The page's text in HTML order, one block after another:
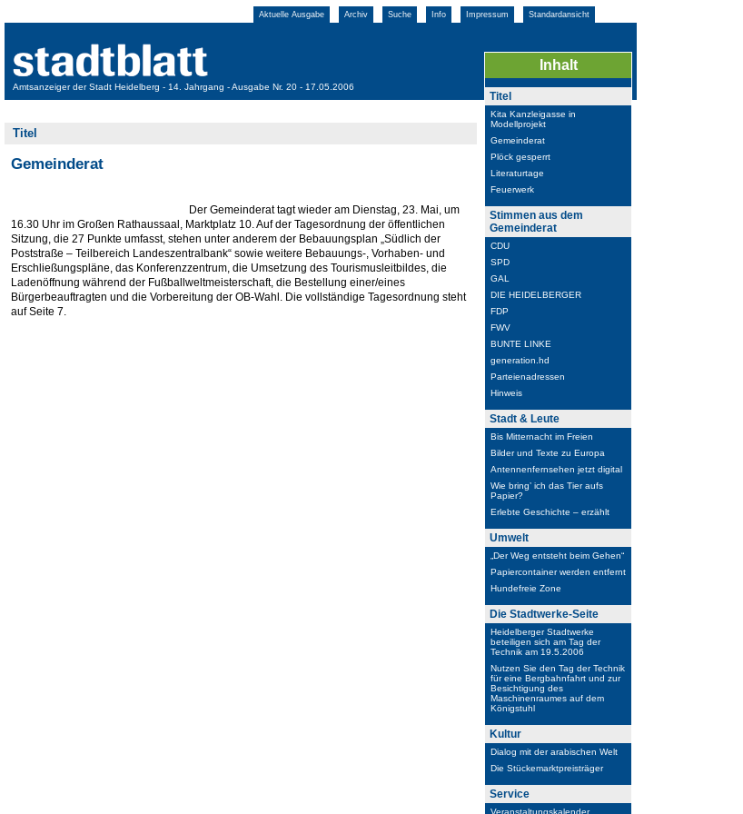
Aktuelle Ausgabe Archiv Suche Info Impressum Standardansicht
Amtsanzeiger der Stadt Heidelberg - 14. Jahrgang - Ausgabe Nr. 20 - 17.05.2006
Titel
Gemeinderat
Der Gemeinderat tagt wieder am Dienstag, 23. Mai, um
16.30 Uhr im Großen Rathaussaal, Marktplatz 10. Auf der Tagesordnung der öffentlichen
Sitzung, die 27 Punkte umfasst, stehen unter anderem der Bebauungsplan „Südlich der
Poststraße – Teilbereich Landeszentralbank“ sowie weitere Bebauungs-, Vorhaben- und
Erschließungspläne, das Konferenzzentrum, die Umsetzung des Tourismusleitbildes, die
Ladenöffnung während der Fußballweltmeisterschaft, die Bestellung einer/eines
Bürgerbeauftragten und die Vorbereitung der OB-Wahl. Die vollständige Tagesordnung steht
auf Seite 7.
Inhalt
Titel
Kita Kanzleigasse in
Modellprojekt
Gemeinderat
Plöck gesperrt
Literaturtage
Feuerwerk
Stimmen aus dem
Gemeinderat
CDU
SPD
GAL
DIE HEIDELBERGER
FDP
FWV
BUNTE LINKE
generation.hd
Parteienadressen
Hinweis
Stadt & Leute
Bis Mitternacht im Freien
Bilder und Texte zu Europa
Antennenfernsehen jetzt digital
Wie bring’ ich das Tier aufs
Papier?
Erlebte Geschichte – erzählt
Umwelt
„Der Weg entsteht beim Gehen“
Papiercontainer werden entfernt
Hundefreie Zone
Die Stadtwerke-Seite
Heidelberger Stadtwerke
beteiligen sich am Tag der
Technik am 19.5.2006
Nutzen Sie den Tag der Technik
für eine Bergbahnfahrt und zur
Besichtigung des
Maschinenraumes auf dem
Königstuhl
Kultur
Dialog mit der arabischen Welt
Die Stückemarktpreisträger
Service
Veranstaltungskalender